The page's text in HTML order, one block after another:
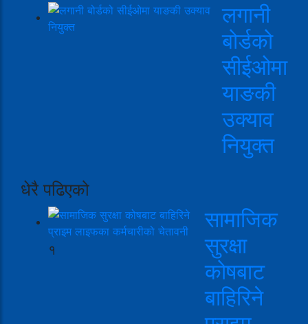
लगानी
बोर्डको
सीईओमा
याङकी
उक्याव
नियुक्त
धेरै पढिएको
१
सामाजिक
सुरक्षा
कोषबाट
बाहिरिने